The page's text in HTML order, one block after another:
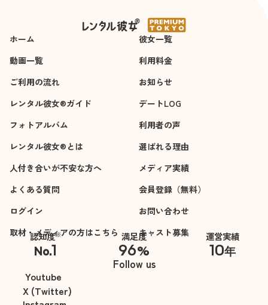
ホーム
彼女一覧
動画一覧
利用料金
ご利用の流れ
お知らせ
レンタル彼女®ガイド
デートLOG
フォトアルバム
利用者の声
レンタル彼女®とは
選ばれる理由
人付き合いが不安な方へ
メディア実績
よくある質問
会員登録（無料）
ログイン
お問い合わせ
取材・メディアの方はこちら
キャスト募集
認知度※
No.1
※自社調べ
満足度
96%
運営実績
10年
Follow us
Youtube
X (Twitter)